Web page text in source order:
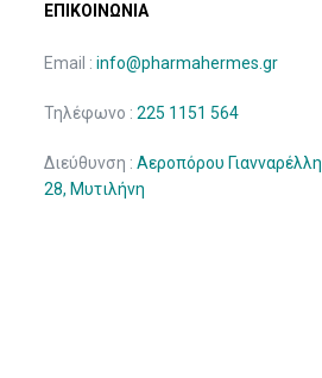
ΕΠΙΚΟΙΝΩΝΙΑ
Email : info@pharmahermes.gr
Τηλέφωνο : 225 1151 564
Διεύθυνση : Αεροπόρου Γιανναρέλλη
28, Μυτιλήνη